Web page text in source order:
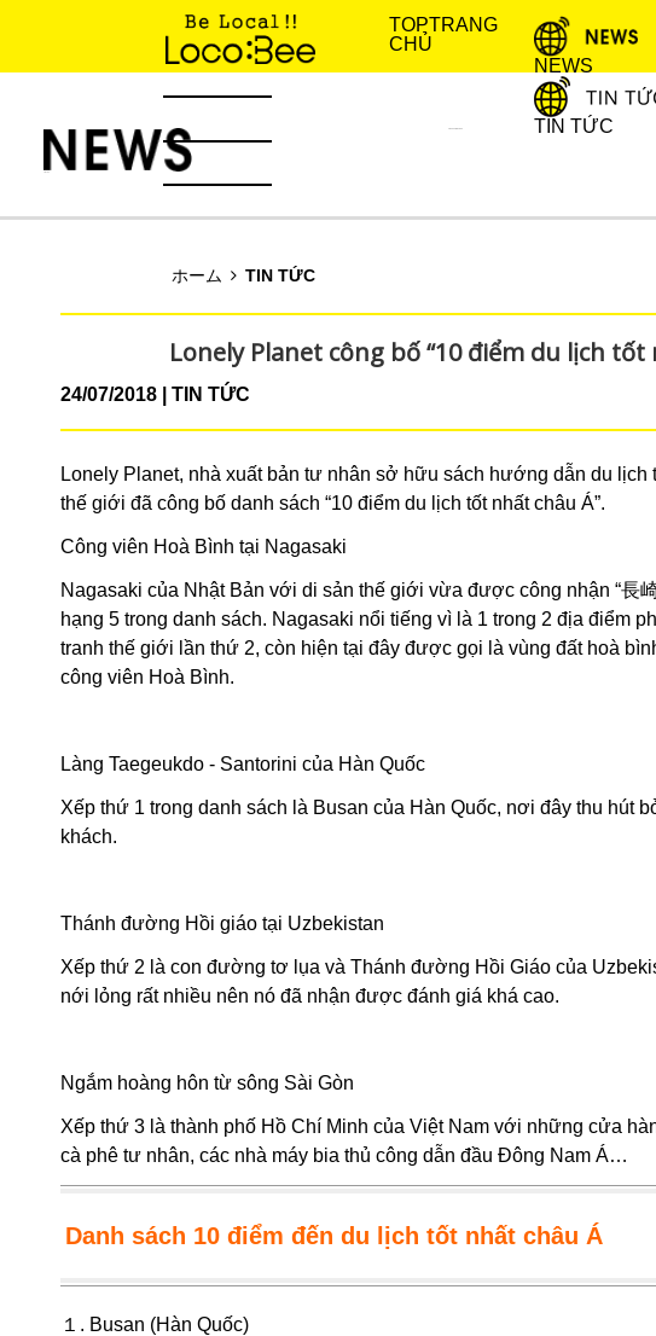
TOPTRANG
CHỦ
NEWS
TIN TỨC
ホーム TIN TỨC
Lonely Planet công bố “10 điểm du lịch tốt
24/07/2018 TIN TỨC
Lonely Planet, nhà xuất bản tư nhân sở hữu sách hướng dẫn du
thế giới đã công bố danh sách “10 điểm du lịch tốt nhất châu Á”.
Công viên Hoà Bình tại Nagasaki
Nagasaki của Nhật Bản với di sản thế giới vừa được công nhận “長
hạng 5 trong danh sách. Nagasaki nổi tiếng vì là 1 trong 2 địa điểm
tranh thế giới lần thứ 2, còn hiện tại đây được gọi là vùng đất hoà
công viên Hoà Bình.
Làng Taegeukdo - Santorini của Hàn Quốc
Xếp thứ 1 trong danh sách là Busan của Hàn Quốc, nơi đây thu hút
khách.
Thánh đường Hồi giáo tại Uzbekistan
Xếp thứ 2 là con đường tơ lụa và Thánh đường Hồi Giáo của
nới lỏng rất nhiều nên nó đã nhận được đánh giá khá cao.
Ngắm hoàng hôn từ sông Sài Gòn
Xếp thứ 3 là thành phố Hồ Chí Minh của Việt Nam với những cửa
cà phê tư nhân, các nhà máy bia thủ công dẫn đầu Đông Nam Á…
Danh sách 10 điểm đến du lịch tốt nhất châu Á
１. Busan (Hàn Quốc)